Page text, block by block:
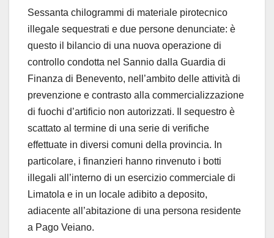
Sessanta chilogrammi di materiale pirotecnico
illegale sequestrati e due persone denunciate: è
questo il bilancio di una nuova operazione di
controllo condotta nel Sannio dalla Guardia di
Finanza di Benevento, nell’ambito delle attività di
prevenzione e contrasto alla commercializzazione
di fuochi d’artificio non autorizzati. Il sequestro è
scattato al termine di una serie di verifiche
effettuate in diversi comuni della provincia. In
particolare, i finanzieri hanno rinvenuto i botti
illegali all’interno di un esercizio commerciale di
Limatola e in un locale adibito a deposito,
adiacente all’abitazione di una persona residente
a Pago Veiano.